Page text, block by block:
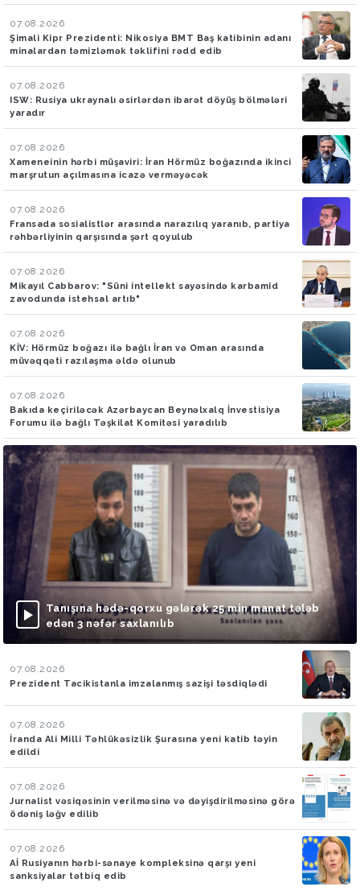
07.08.2026
Şimali Kipr Prezidenti: Nikosiya BMT Baş katibinin adanı
minalardan təmizləmək təklifini rədd edib
07.08.2026
ISW: Rusiya ukraynalı əsirlərdən ibarət döyüş bölmələri
yaradır
07.08.2026
Xameneinin hərbi müşaviri: İran Hörmüz boğazında ikinci
marşrutun açılmasına icazə verməyəcək
07.08.2026
Fransada sosialistlər arasında narazılıq yaranıb, partiya
rəhbərliyinin qarşısında şərt qoyulub
07.08.2026
Mikayıl Cabbarov: "Süni intellekt sayəsində karbamid
zavodunda istehsal artıb"
07.08.2026
KİV: Hörmüz boğazı ilə bağlı İran və Oman arasında
müvəqqəti razılaşma əldə olunub
07.08.2026
Bakıda keçiriləcək Azərbaycan Beynəlxalq İnvestisiya
Forumu ilə bağlı Təşkilat Komitəsi yaradılıb
Tanışına hədə-qorxu gələrək 25 min manat tələb
edən 3 nəfər saxlanılıb
07.08.2026
Prezident Tacikistanla imzalanmış sazişi təsdiqlədi
07.08.2026
İranda Ali Milli Təhlükəsizlik Şurasına yeni katib təyin
edildi
07.08.2026
Jurnalist vəsiqəsinin verilməsinə və dəyişdirilməsinə görə
ödəniş ləğv edilib
07.08.2026
Aİ Rusiyanın hərbi-sənaye kompleksinə qarşı yeni
sanksiyalar tətbiq edib